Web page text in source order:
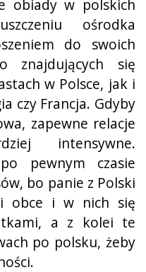
obiady w polskich
ośrodka
do swoich
znajdujących się
w Polsce, jak i
czy Francja. Gdyby
zapewne relacje
intensywne.
pewnym czasie
bo panie z Polski
obce i w nich się
a z kolei te
po polsku, żeby